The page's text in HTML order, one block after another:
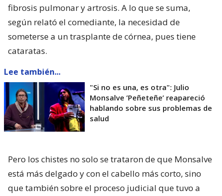
fibrosis pulmonar y artrosis. A lo que se suma,
según relató el comediante, la necesidad de
someterse a un trasplante de córnea, pues tiene
cataratas.
Lee también...
"Si no es una, es otra": Julio
Monsalve ’Peñeteñe’ reapareció
hablando sobre sus problemas de
salud
Pero los chistes no solo se trataron de que Monsalve
está más delgado y con el cabello más corto, sino
que también sobre el proceso judicial que tuvo a